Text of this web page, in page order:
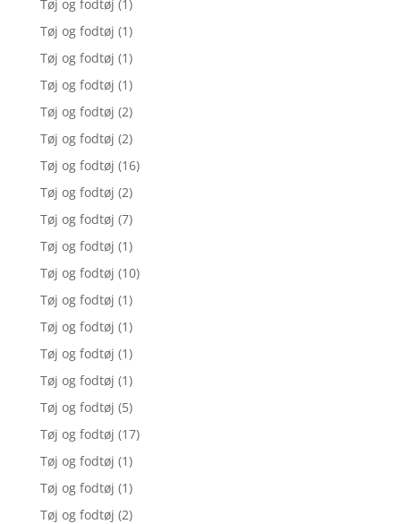
Tøj og fodtøj (1)
Tøj og fodtøj (1)
Tøj og fodtøj (1)
Tøj og fodtøj (1)
Tøj og fodtøj (2)
Tøj og fodtøj (2)
Tøj og fodtøj (16)
Tøj og fodtøj (2)
Tøj og fodtøj (7)
Tøj og fodtøj (1)
Tøj og fodtøj (10)
Tøj og fodtøj (1)
Tøj og fodtøj (1)
Tøj og fodtøj (1)
Tøj og fodtøj (1)
Tøj og fodtøj (5)
Tøj og fodtøj (17)
Tøj og fodtøj (1)
Tøj og fodtøj (1)
Tøj og fodtøj (2)